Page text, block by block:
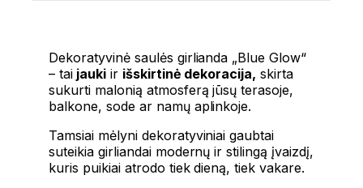
Dekoratyvinė saulės girlianda „Blue Glow“
– taijaukiir išskirtinė dekoracija, skirta
sukurti malonią atmosferą jūsų terasoje,
balkone, sode ar namų aplinkoje.
Tamsiai mėlyni dekoratyviniai gaubtai
suteikia girliandai modernų ir stilingą įvaizdį,
kuris puikiai atrodo tiek dieną, tiek vakare.